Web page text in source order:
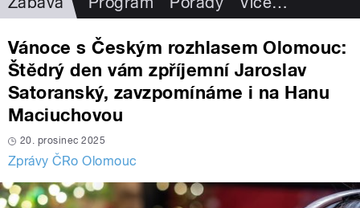
Vánoce s Českým rozhlasem Olomouc:
Štědrý den vám zpříjemní Jaroslav
Satoranský, zavzpomínáme i na Hanu
Maciuchovou
20. prosinec 2025
Zprávy ČRo Olomouc